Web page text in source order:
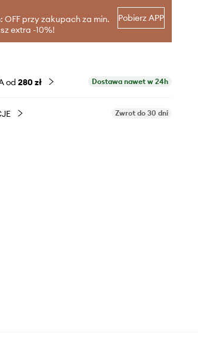
OFF przy zakupach za min.
extra -10%!
Pobierz APP
od 280 zł Dostawa nawet w 24h
Zwrot do 30 dni